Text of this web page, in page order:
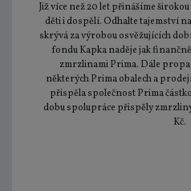
Již více než 20 let přinášíme
děti i dospělí. Odhalte tajemství
skrývá za výrobou osvěžujících
fondu Kapka naděje jak
zmrzlinami Prima. Dále
některých Prima obalech a
přispěla společnost Prima
dobu spolupráce přispěly
Kč.